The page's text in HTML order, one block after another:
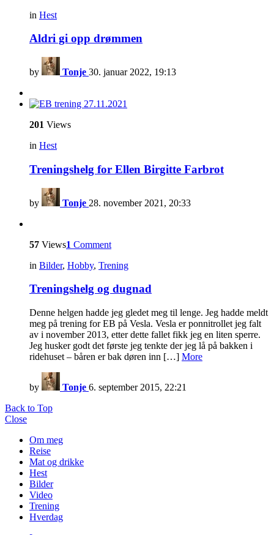
in Hest
Aldri gi opp drømmen
by Tonje 30. januar 2022, 19:13
201 Views
in Hest
Treningshelg for Ellen Birgitte Farbrot
by Tonje 28. november 2021, 20:33
57 Views1 Comment
in Bilder, Hobby, Trening
Treningshelg og dugnad
Denne helgen hadde jeg gledet meg til lenge. Jeg hadde meldt
meg på trening for EB på Vesla. Vesla er ponnitrollet jeg falt
av i november 2013, etter dette fallet fikk jeg en liten sperre.
Jeg husker godt det første jeg tenkte der jeg lå på bakken i
ridehuset – båren er bak døren inn […] More
by Tonje 6. september 2015, 22:21
Back to Top
Close
Om meg
Reise
Mat og drikke
Hest
Bilder
Video
Trening
Hverdag